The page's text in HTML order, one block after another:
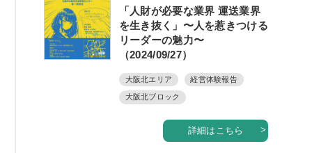
「人財が必要な業界 運送業界
を生き抜く」〜人を惹きつける
リーダーの魅力〜
（2024/09/27）
大阪北エリア 経営体験報告
大阪北ブロック
詳細はこちら